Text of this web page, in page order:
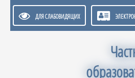
ДЛЯ СЛАБОВИДЯЩИХ